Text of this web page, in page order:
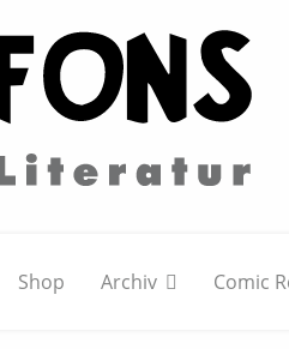
Shop Archiv Comic